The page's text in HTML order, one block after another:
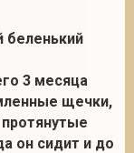
беленький
3 месяца
щечки,
он сидит и до